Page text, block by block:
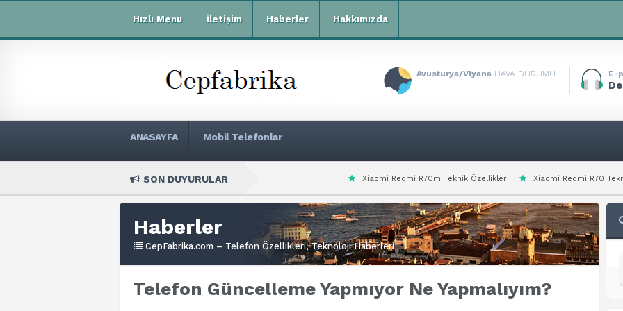
Hızlı Menu İletişim Haberler Hakkımızda
Avusturya/Viyana HAVA DURUMU E-
ANASAYFA Mobil Telefonlar
SON DUYURULAR Xiaomi Redmi R70m Teknik Özellikleri Xiaomi Redmi R70 Teknik Özellikleri
Haberler
CepFabrika.com – Telefon Özellikleri, Teknoloji Haberleri
Telefon Güncelleme Yapmıyor Ne Yapmalıyım?